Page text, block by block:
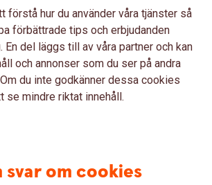
förstå hur du använder våra tjänster så
förbättrade tips och erbjudanden
En del läggs till av våra partner och kan
och annonser som du ser på andra
du inte godkänner dessa cookies
se mindre riktat innehåll.
svar om cookies